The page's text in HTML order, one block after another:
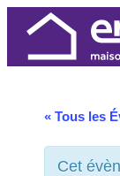
« Tous les
Cet